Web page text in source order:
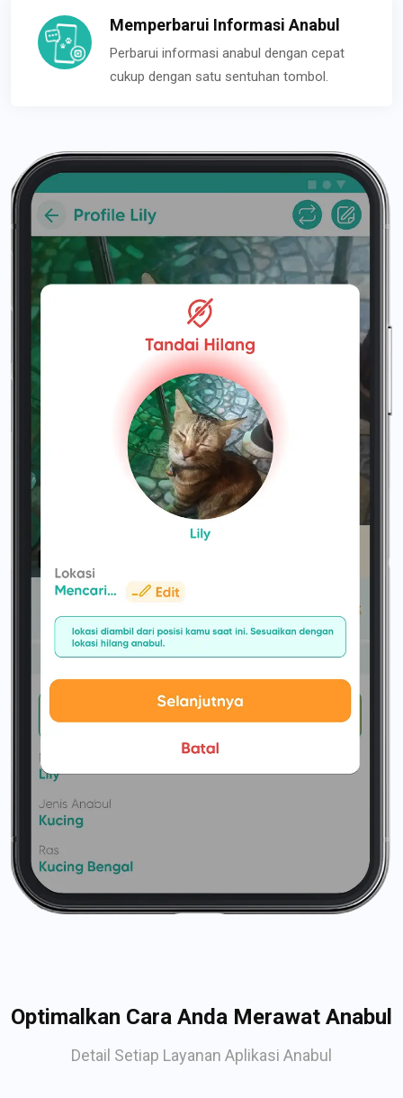
Memperbarui Informasi Anabul
Perbarui informasi anabul dengan cepat
cukup dengan satu sentuhan tombol.
Optimalkan Cara Anda Merawat Anabul
Detail Setiap Layanan Aplikasi Anabul